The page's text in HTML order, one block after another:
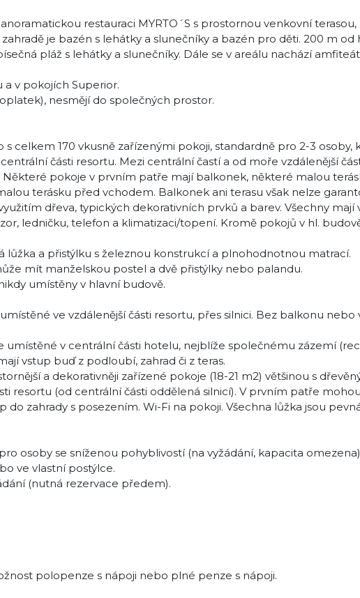
restauraci MYRTO´S s prostornou venkovní terasou,
je bazén s lehátky a slunečníky a bazén pro děti. 200 m od
pláž s lehátky a slunečníky. Dále se v areálu nachází
v pokojích Superior.
nesmějí do společných prostor.
celkem 170 vkusně zařízenými pokoji, standardně pro 2-3 osoby,
části resortu. Mezi centrální častí a od moře vzdálenější
Některé pokoje v prvním patře mají balkonek, některé malou
terásku před vchodem. Balkonek ani terasu však nelze
dřeva, typických dekorativních prvků a barev. Všechny mají
ledničku, telefon a klimatizaci/topení. Kromě pokojů v hl.
lůžka a přistýlku s železnou konstrukcí a plnohodnotnou matrací.
mít manželskou postel a dvě přistýlky nebo palandu.
umístěny v hlavní budově.
ve vzdálenější části resortu, přes silnici. Bez balkonu
umístěné v centrální části hotelu, nejblíže společnému zázemí
vstup buď z podloubí, zahrad či z teras.
a dekorativněji zařízené pokoje (18-21 m2) většinou s
resortu (od centrální části oddělená silnicí). V prvním patře
zahrady s posezením. Wi-Fi na pokoji. Všechna lůžka jsou
osoby se sníženou pohyblivostí (na vyžádání, kapacita
ve vlastní postýlce.
(nutná rezervace předem).
polopenze s nápoji nebo plné penze s nápoji.